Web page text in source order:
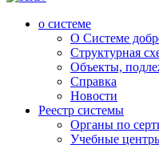
о системе
О Системе
Структурная
Объекты,
Справка
Новости
Реестр системы
Органы по
Учебные